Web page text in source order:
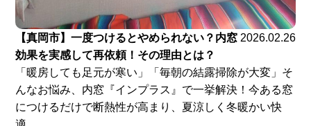
【真岡市】一度つけるとやめられない？内窓
効果を実感して再依頼！その理由とは？
2026.02.26
「暖房しても足元が寒い」「毎朝の結露掃除が大変」そ
んなお悩み、内窓『インプラス』で一挙解決！今ある窓
につけるだけで断熱性が高まり、夏涼しく冬暖かい快